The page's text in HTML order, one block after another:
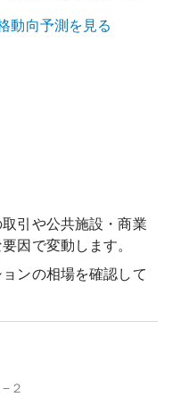
動向予測を見る
引や公共施設・商業
因で変動します。
ンの相場を確認して
２